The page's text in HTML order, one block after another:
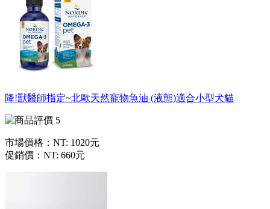
降!獸醫師指定~北歐天然寵物魚油 (液態)適合小型犬貓
市場價格： NT: 1020元
促銷價： NT: 660元